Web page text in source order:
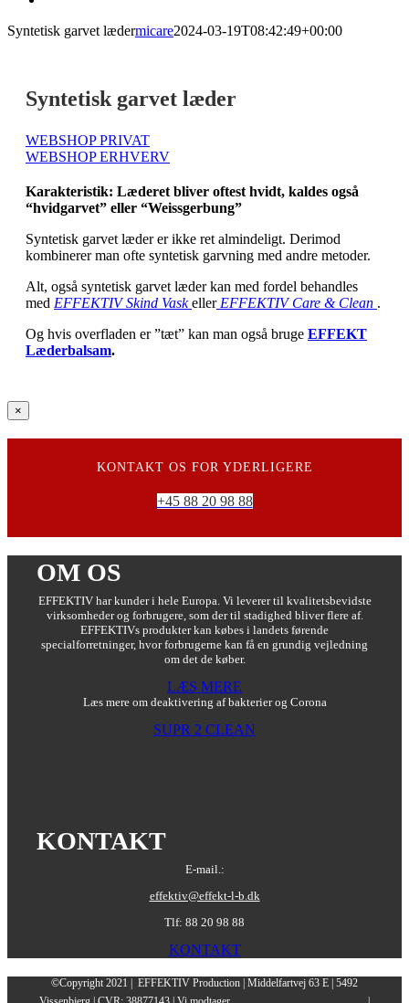
Syntetisk garvet lædermicare2024-03-19T08:42:49+00:00
Syntetisk garvet læder
WEBSHOP PRIVAT
WEBSHOP ERHVERV
Karakteristik: Læderet bliver oftest hvidt, kaldes også
“hvidgarvet” eller “Weissgerbung”
Syntetisk garvet læder er ikke ret almindeligt. Derimod
kombinerer man ofte syntetisk garvning med andre metoder.
Alt, også syntetisk garvet læder kan med fordel behandles
med EFFEKTIV Skind VaskellerEFFEKTIV Care & Clean .
Og hvis overfladen er ”tæt” kan man også bruge EFFEKT
Læderbalsam.
Close
product
quick
×
KONTAKT OS FOR YDERLIGERE
+45 88 20 98 88
OM OS
EFFEKTIV har kunder i hele Europa. Vi leverer til kvalitetsbevidste
virksomheder og forbrugere, som der til stadighed bliver flere af.
EFFEKTIVs produkter kan købes i landets førende
specialforretninger, hvor forbrugerne kan få en grundig vejledning
om det de køber.
LÆS MERE
Læs mere om deaktivering af bakterier og Corona
SUPR 2 CLEAN
KONTAKT
E-mail.:
effektiv@effekt-l-b.dk
Tlf: 88 20 98 88
KONTAKT
©Copyright 2021 | EFFEKTIV Production | Middelfartvej 63 E | 5492